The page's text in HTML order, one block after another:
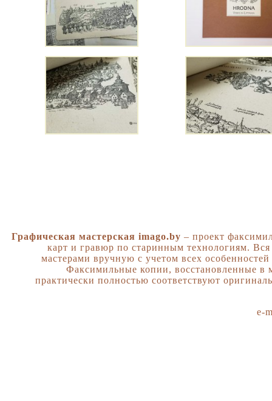
Графическая мастерская imago.by – проект
карт и гравюр по старинным технологиям. Вся
мастерами вручную с учетом всех
Факсимильные копии, восстановленные в
практически полностью соответствуют
e-